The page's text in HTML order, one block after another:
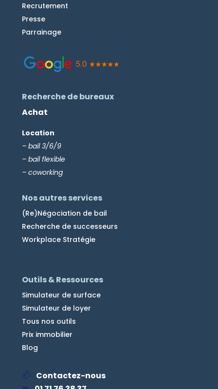
Recrutement
Presse
Parrainage
Recherche de bureaux
Achat
Location
– bail 3/6/9
– bail flexible
– coworking
Nos autres services
(Re)Négociation de bail
Recherche de successeurs
Workplace Stratégie
Outils & Ressources
Simulateur de surface
Simulateur de loyer
Tous nos outils
Prix immobilier
Blog
📫 Contactez-nous